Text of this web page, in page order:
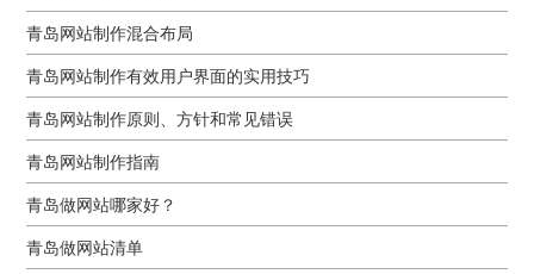
青岛网站制作混合布局
青岛网站制作有效用户界面的实用技巧
青岛网站制作原则、方针和常见错误
青岛网站制作指南
青岛做网站哪家好？
青岛做网站清单